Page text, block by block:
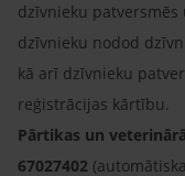
dzīvnieku
dzīvnieku nodod
kā arī dzīvnieku
reģistrācijas kārtību.
Pārtikas un
67027402